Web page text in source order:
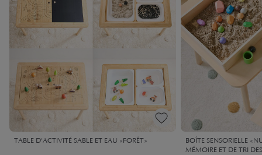
TABLE D'ACTIVITÉ SABLE ET EAU «FORÊT»
BOÎTE SENSORIELLE
MÉMOIRE ET DE TRI